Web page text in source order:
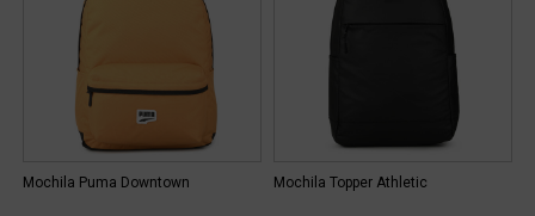
Mochila Puma Downtown Mochila Topper Athletic